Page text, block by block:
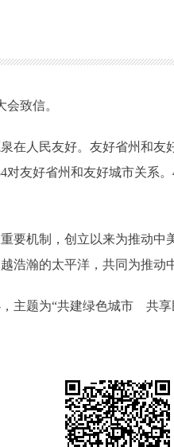
致信。
人民友好。友好省州和友
对友好省州和友好城市关系
机制，创立以来为推动中
浩瀚的太平洋，共同为推动
题为“共建绿色城市 共享